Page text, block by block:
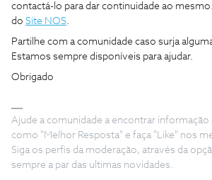
contactá-lo para dar continuidade ao
do Site NOS.
Partilhe com a comunidade caso surja
Estamos sempre disponíveis para ajudar.
Obrigado
Ajude a comunidade a encontrar informação
como "Melhor Resposta" e faça "Like" nos
Siga os perfis da moderação, através da
sempre a par das ultimas novidades.